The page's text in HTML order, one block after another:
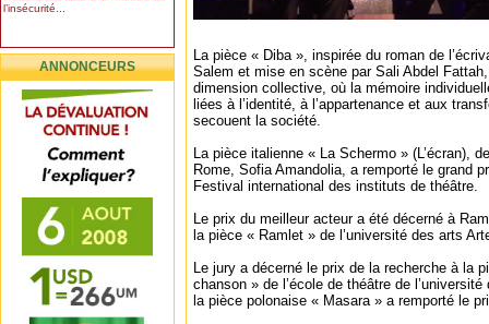
l’insécurité...
ANNONCEURS
La pièce « Diba », inspirée du roman de
Salem et mise en scène par Sali Abdel
dimension collective, où la mémoire
liées à l’identité, à l’appartenance et aux
secouent la société.
La pièce italienne « La Schermo » (L’écran),
Rome, Sofia Amandolia, a remporté le grand
Festival international des instituts de théâtre.
Le prix du meilleur acteur a été décerné à
la pièce « Ramlet » de l’université des arts
Le jury a décerné le prix de la recherche à la
chanson » de l’école de théâtre de
la pièce polonaise « Masara » a remporté le